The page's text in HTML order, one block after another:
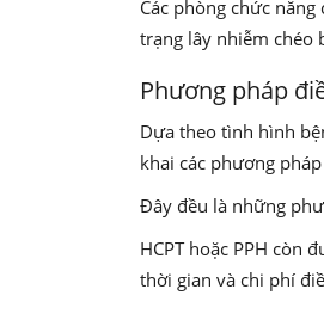
Các phòng chức
trạng lây nhiễm chéo
Phương pháp
Dựa theo tình hình
khai các phương
Đây đều là những
HCPT hoặc PPH còn
thời gian và chi phí